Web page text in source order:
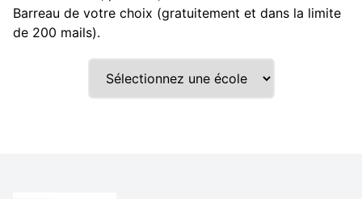
Barreau de votre choix (gratuitement et dans la limite
de 200 mails).